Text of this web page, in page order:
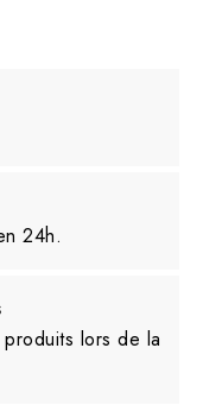
24h.
lors de la